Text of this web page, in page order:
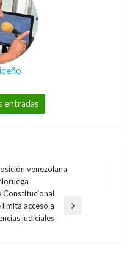
entradas
venezolana
Constitucional
acceso a
judiciales